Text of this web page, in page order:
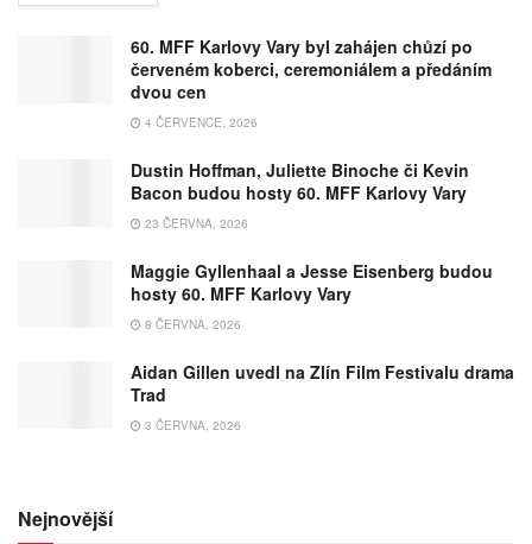
60. MFF Karlovy Vary byl zahájen chůzí po
červeném koberci, ceremoniálem a předáním
dvou cen
4 ČERVENCE, 2026
Dustin Hoffman, Juliette Binoche či Kevin
Bacon budou hosty 60. MFF Karlovy Vary
23 ČERVNA, 2026
Maggie Gyllenhaal a Jesse Eisenberg budou
hosty 60. MFF Karlovy Vary
8 ČERVNA, 2026
Aidan Gillen uvedl na Zlín Film Festivalu drama
Trad
3 ČERVNA, 2026
Nejnovější